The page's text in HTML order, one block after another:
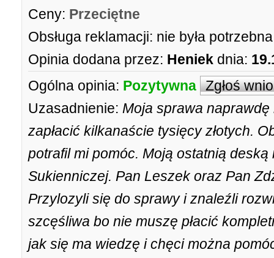
Ceny: Przeciętne
Obsługa reklamacji: nie była
Opinia dodana przez: Heniek dnia:
Ogólna opinia: Pozytywna Zgłoś
Uzasadnienie: Moja sprawa naprawdę
zapłacić kilkanaście tysięcy złotych.
potrafil mi pomóc. Moją ostatnią deską
Sukienniczej. Pan Leszek oraz Pan
Przylozyli się do sprawy i znaleźli
szcęśliwa bo nie muszę płacić
jak się ma wiedzę i chęci można